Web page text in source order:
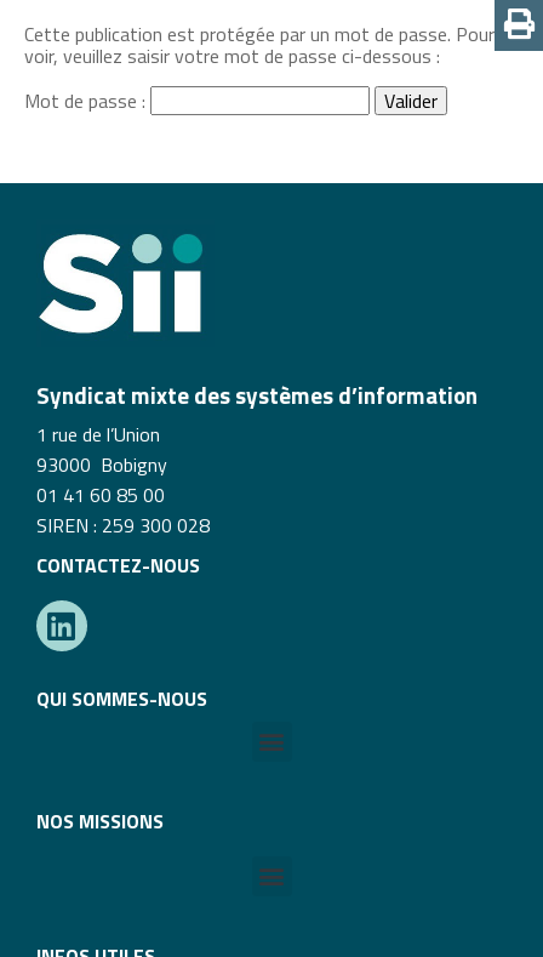
Cette publication est protégée par un mot de passe. Pour la
voir, veuillez saisir votre mot de passe ci-dessous :
Mot de passe :
Syndicat mixte des systèmes d’information
1 rue de l’Union
93000 Bobigny
01 41 60 85 00
SIREN : 259 300 028
CONTACTEZ-NOUS
QUI SOMMES-NOUS
NOS MISSIONS